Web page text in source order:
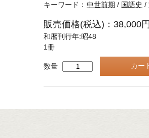
キーワード： 中世前期 / 国語史 /
販売価格(税込)：38,000円
和暦刊行年:昭48
1冊
数量